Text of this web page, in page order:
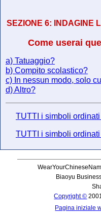
SEZIONE 6: INDAGINE
Come userai
a) Tatuaggio?
b) Compito scolastico?
c) In nessun modo, solo
d) Altro?
TUTTI i simboli
TUTTI i simboli
Biaoyu
Copyright ©
Pagina iniziale